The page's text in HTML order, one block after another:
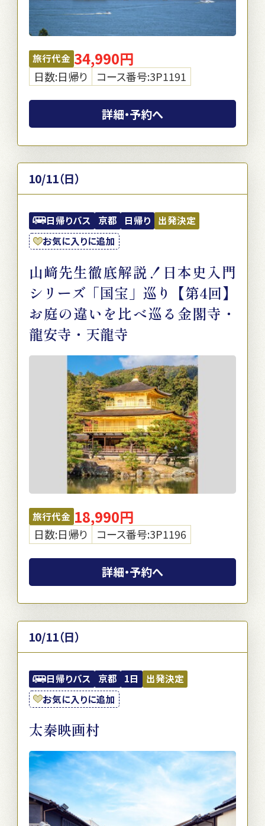
旅行代金 34,990円
日数:日帰り コース番号:3P1191
詳細・予約へ
10/11（日）
日帰りバス 京都 日帰り
出発決定
お気に入りに追加
山﨑先生徹底解説！日本史入門
シリーズ「国宝」巡り【第4回】
お庭の違いを比べ巡る金閣寺・
龍安寺・天龍寺
旅行代金 18,990円
日数:日帰り コース番号:3P1196
詳細・予約へ
10/11（日）
日帰りバス 京都 1日
出発決定
お気に入りに追加
太秦映画村